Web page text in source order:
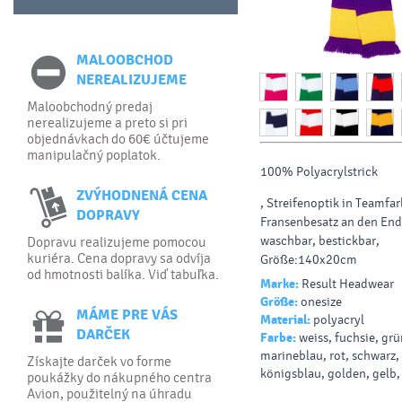
MALOOBCHOD
NEREALIZUJEME
Maloobchodný predaj
nerealizujeme a preto si pri
objednávkach do 60€ účtujeme
manipulačný poplatok.
ZVÝHODNENÁ CENA
DOPRAVY
Dopravu realizujeme pomocou
kuriéra. Cena dopravy sa odvíja
od hmotnosti balíka. Viď tabuľka.
MÁME PRE VÁS
DARČEK
Získajte darček vo forme
poukážky do nákupného centra
Avion, použitelný na úhradu
100% Polyacrylstrick
, Streifenoptik in
Fransenbesatz an den
waschbar, bestickbar,
Größe:140x20cm
Marke: Result Headwear
Größe:onesize
Material: polyacryl
Farbe:weiss, fuchsie,
marineblau, rot, schwarz,
königsblau, golden,